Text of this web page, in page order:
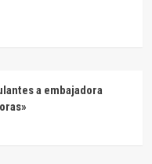
a embajadora